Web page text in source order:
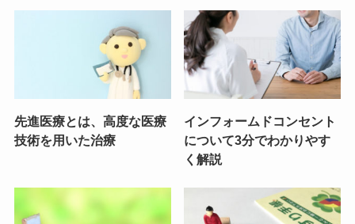
先進医療とは、高度な医療
技術を用いた治療
インフォームドコンセント
について3分でわかりやす
く解説